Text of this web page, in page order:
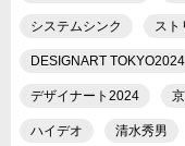
システムシンク スト
DESIGNART TOKYO2024
デザイナート2024
ハイデオ 清水秀男